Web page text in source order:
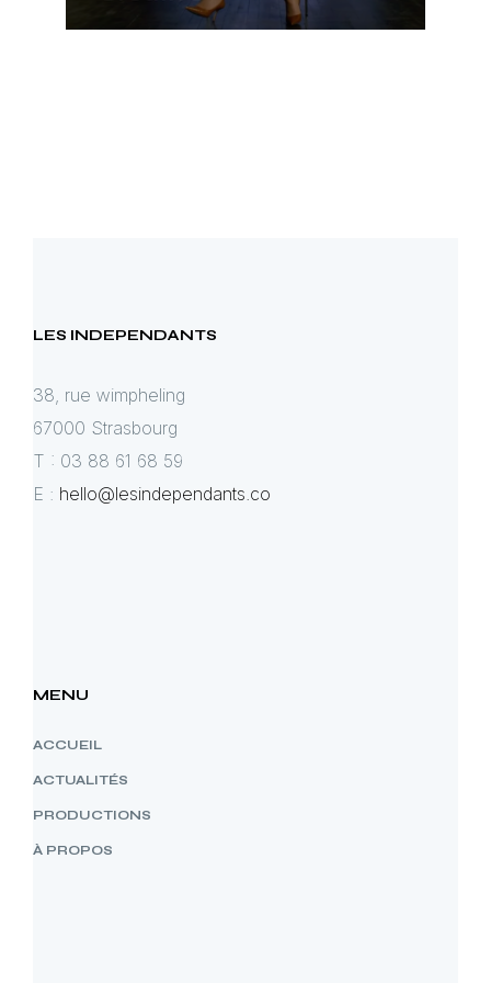
LES INDEPENDANTS
38, rue wimpheling
67000 Strasbourg
T : 03 88 61 68 59
E : hello@lesindependants.co
MENU
ACCUEIL
ACTUALITÉS
PRODUCTIONS
À PROPOS